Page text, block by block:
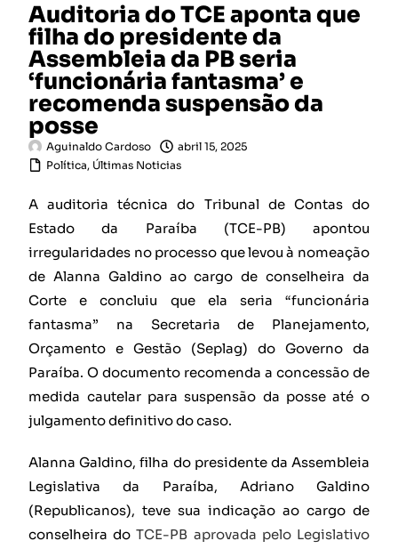
Auditoria do TCE aponta que
filha do presidente da
Assembleia da PB seria
‘funcionária fantasma’ e
recomenda suspensão da
posse
Aguinaldo Cardoso
abril 15, 2025
Política, Últimas Noticias
A auditoria técnica do Tribunal de Contas do
Estado da Paraíba (TCE-PB) apontou
irregularidades no processo que levou à nomeação
de Alanna Galdino ao cargo de conselheira da
Corte e concluiu que ela seria “funcionária
fantasma” na Secretaria de Planejamento,
Orçamento e Gestão (Seplag) do Governo da
Paraíba. O documento recomenda a concessão de
medida cautelar para suspensão da posse até o
julgamento definitivo do caso.
Alanna Galdino, filha do presidente da Assembleia
Legislativa da Paraíba, Adriano Galdino
(Republicanos), teve sua indicação ao cargo de
conselheira do TCE-PB aprovada pelo Legislativo